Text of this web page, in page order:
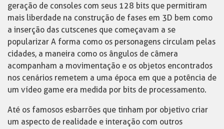
geração de consoles com seus 128 bits que permitiram
mais liberdade na construção de fases em 3D bem como
a inserção das cutscenes que começavam a se
popularizar A forma como os personagens circulam pelas
cidades, a maneira como os ângulos de câmera
acompanham a movimentação e os objetos encontrados
nos cenários remetem a uma época em que a potência de
um vídeo game era medida por bits de processamento.
Até os famosos esbarrões que tinham por objetivo criar
um aspecto de realidade e interação com outros